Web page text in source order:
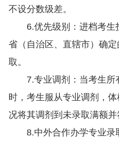
不设分数级差。
6.优先级别：进档考
省（自治区、直辖市）确
取。
7.专业调剂：当考生所
时，考生服从专业调剂，
况将其调剂到未录取满额并
8.中外合作办学专业